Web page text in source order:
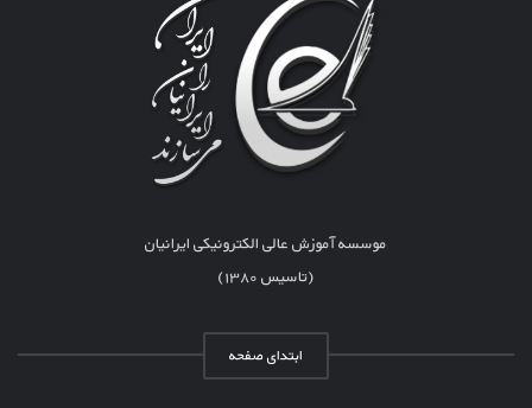
موسسه آموزش عالی الکترونیکی ایرانیان
(تاسیس ۱۳۸۰)
ابتدای صفحه